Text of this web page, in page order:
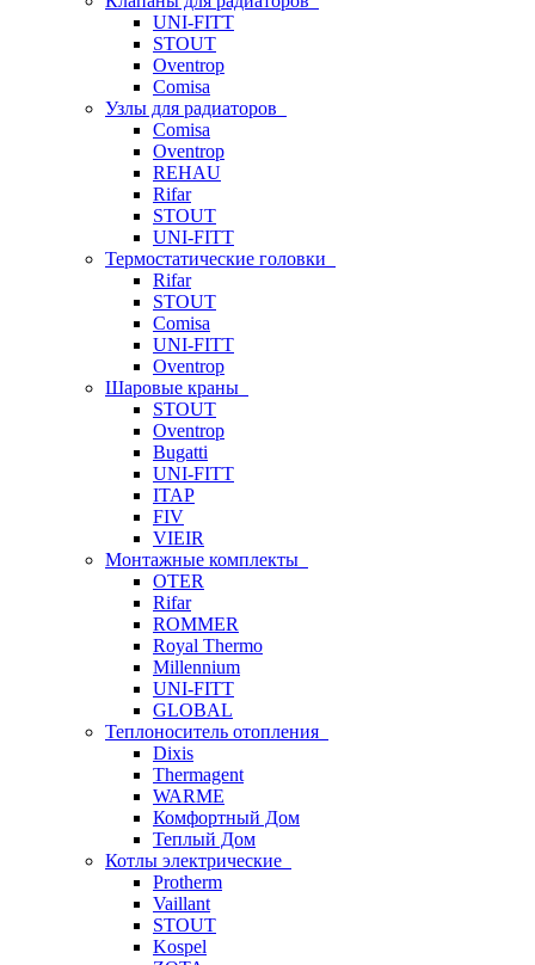
UNI-FITT
STOUT
Oventrop
Comisa
Узлы для радиаторов
Comisa
Oventrop
REHAU
Rifar
STOUT
UNI-FITT
Термостатические головки
Rifar
STOUT
Comisa
UNI-FITT
Oventrop
Шаровые краны
STOUT
Oventrop
Bugatti
UNI-FITT
ITAP
FIV
VIEIR
Монтажные комплекты
OTER
Rifar
ROMMER
Royal Thermo
Millennium
UNI-FITT
GLOBAL
Теплоноситель отопления
Dixis
Thermagent
WARME
Комфортный Дом
Теплый Дом
Котлы электрические
Protherm
Vaillant
STOUT
Kospel